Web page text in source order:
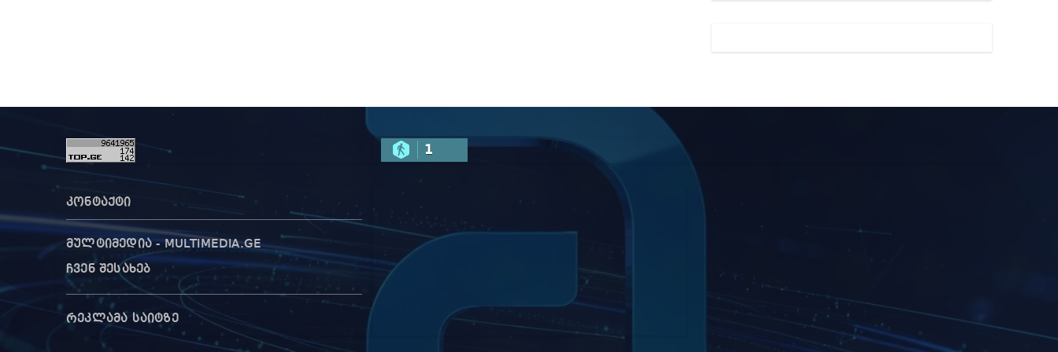
1
კონტაქტი
მულტიმედია - MULTIMEDIA.GE
ჩვენ შესახებ
რეკლამა საიტზე